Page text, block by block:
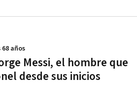
Messi, el hombre que
desde sus inicios
años